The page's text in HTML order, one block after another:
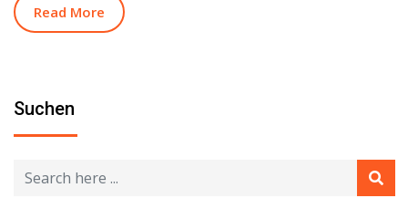
Read More
Suchen